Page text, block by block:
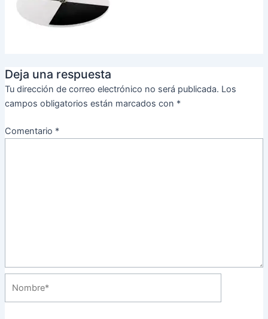
Deja una respuesta
Tu dirección de correo electrónico no será publicada. Los
campos obligatorios están marcados con *
Comentario *